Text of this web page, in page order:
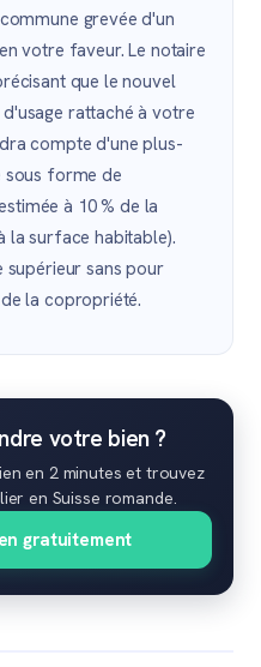
grevée d'un
votre faveur. Le notaire
que le nouvel
rattaché à votre
compte d'une plus-
sous forme de
à 10 % de la
la surface habitable).
sans pour
la copropriété.
votre bien ?
en 2 minutes et trouvez
en Suisse romande.
gratuitement